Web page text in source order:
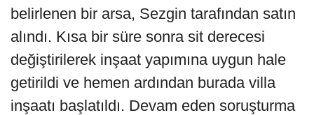
belirlenen bir arsa, Sezgin tarafından satın
alındı. Kısa bir süre sonra sit derecesi
değiştirilerek inşaat yapımına uygun hale
getirildi ve hemen ardından burada villa
inşaatı başlatıldı. Devam eden soruşturma